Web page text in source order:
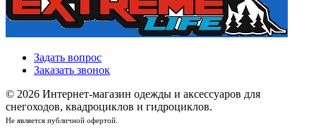
Задать вопрос
Заказать звонок
© 2026 Интернет-магазин одежды и аксессуаров для
снегоходов, квадроциклов и гидроциклов.
Не является публичной офертой.